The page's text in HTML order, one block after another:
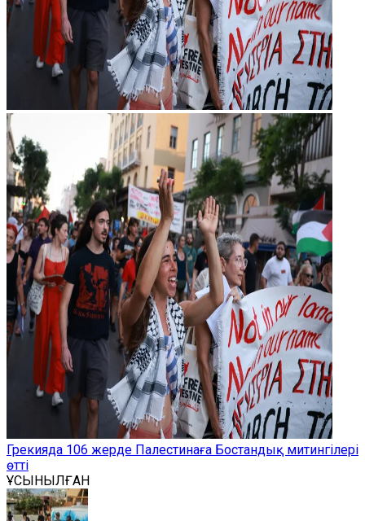
Грекияда 106 жерде Палестинаға Бостандық митингілері
өтті
ҰСЫНЫЛҒАН